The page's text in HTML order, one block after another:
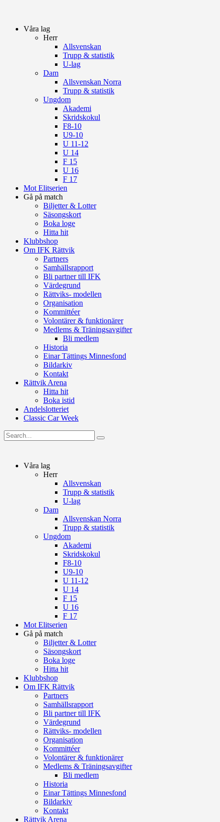
Våra lag
Herr
Allsvenskan
Trupp & statistik
U-lag
Dam
Allsvenskan Norra
Trupp & statistik
Ungdom
Akademi
Skridskokul
F8-10
U9-10
U 11-12
U 14
F 15
U 16
F 17
Mot Elitserien
Gå på match
Biljetter & Lotter
Säsongskort
Boka loge
Hitta hit
Klubbshop
Om IFK Rättvik
Partners
Samhällsrapport
Bli partner till IFK
Värdegrund
Rättviks- modellen
Organisation
Kommittéer
Volontärer & funktionärer
Medlems & Träningsavgifter
Bli medlem
Historia
Einar Tättings Minnesfond
Bildarkiv
Kontakt
Rättvik Arena
Hitta hit
Boka istid
Andelslotteriet
Classic Car Week
Våra lag
Herr
Allsvenskan
Trupp & statistik
U-lag
Dam
Allsvenskan Norra
Trupp & statistik
Ungdom
Akademi
Skridskokul
F8-10
U9-10
U 11-12
U 14
F 15
U 16
F 17
Mot Elitserien
Gå på match
Biljetter & Lotter
Säsongskort
Boka loge
Hitta hit
Klubbshop
Om IFK Rättvik
Partners
Samhällsrapport
Bli partner till IFK
Värdegrund
Rättviks- modellen
Organisation
Kommittéer
Volontärer & funktionärer
Medlems & Träningsavgifter
Bli medlem
Historia
Einar Tättings Minnesfond
Bildarkiv
Kontakt
Rättvik Arena